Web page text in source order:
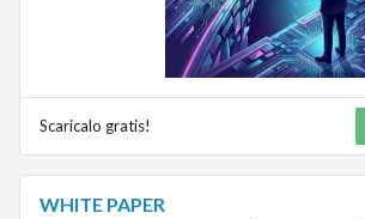
Scaricalo gratis!
WHITE PAPER